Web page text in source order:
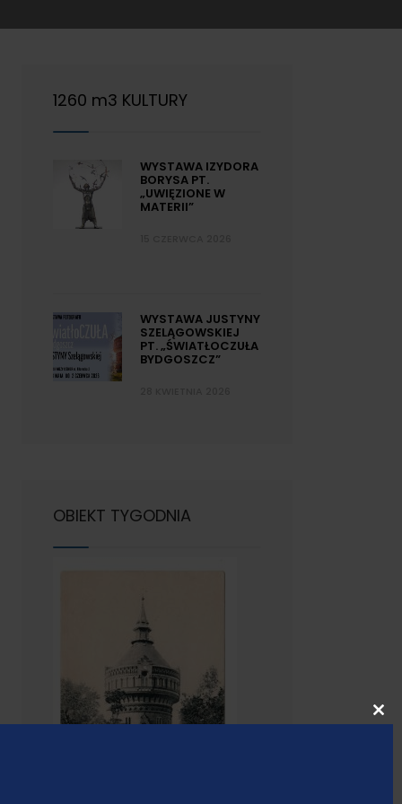
1260 m3 KULTURY
WYSTAWA IZYDORA
BORYSA PT.
„UWIĘZIONE W
MATERII”
WYSTAWA JUSTYNY
SZELĄGOWSKIEJ
PT. „ŚWIATŁOCZUŁA
BYDGOSZCZ”
OBIEKT TYGODNIA